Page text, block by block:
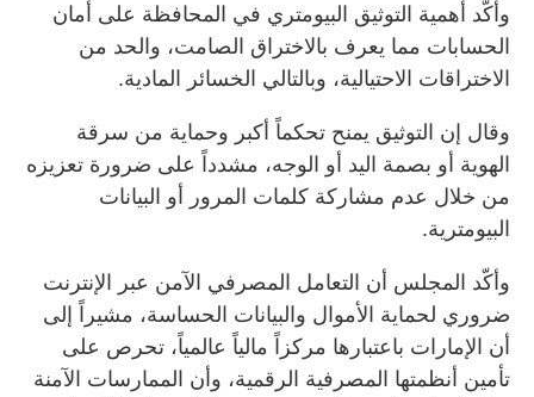
وأكّد أهمية التوثيق البيومتري في المحافظة على أمان
الحسابات مما يعرف بالاختراق الصامت، والحد من
الاختراقات الاحتيالية، وبالتالي الخسائر المادية.
وقال إن التوثيق يمنح تحكماً أكبر وحماية من سرقة
الهوية أو بصمة اليد أو الوجه، مشدداً على ضرورة تعزيزه
من خلال عدم مشاركة كلمات المرور أو البيانات
البيومترية.
وأكّد المجلس أن التعامل المصرفي الآمن عبر الإنترنت
ضروري لحماية الأموال والبيانات الحساسة، مشيراً إلى
أن الإمارات باعتبارها مركزاً مالياً عالمياً، تحرص على
تأمين أنظمتها المصرفية الرقمية، وأن الممارسات الآمنة